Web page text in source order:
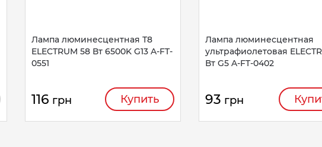
Лампа люминесцентная Т8
ELECTRUM 58 Вт 6500K G13 A-FT-
0551
116 грн Купить
Лампа люминесцентная
ультрафиолетовая
Вт G5 A-FT-0402
93 грн